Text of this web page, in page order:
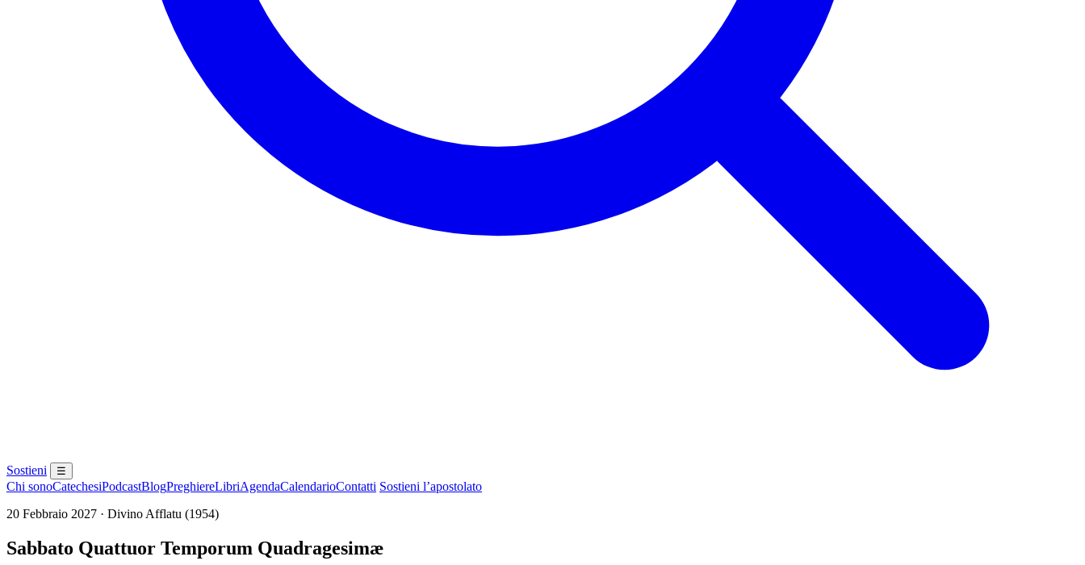
Sostieni ☰
Chi sonoCatechesiPodcastBlogPreghiereLibriAgendaCalendarioContatti Sostieni l’apostolato
20 Febbraio 2027 · Divino Afflatu (1954)
Sabbato Quattuor Temporum Quadragesimæ